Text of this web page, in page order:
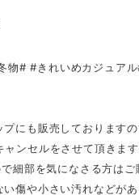
物# #きれいめカジュア
にも販売しております
ンセルをさせて頂きま
細部を気になさる方はご
傷や小さい汚れなどがあ